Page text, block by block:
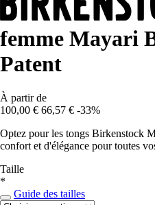
femme Mayari
Patent
À partir de
100,00 € 66,57 € -33%
Optez pour les tongs Birkenstock
confort et d'élégance pour toutes
Taille
*
Guide des tailles